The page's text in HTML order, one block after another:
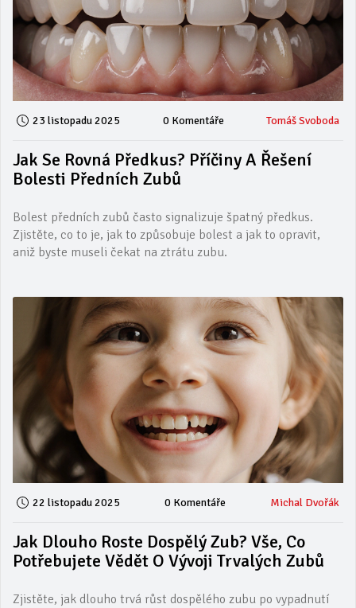
23 listopadu 2025 0 Komentáře Tomáš Svoboda
Jak Se Rovná Předkus? Příčiny A Řešení
Bolesti Předních Zubů
Bolest předních zubů často signalizuje špatný předkus.
Zjistěte, co to je, jak to způsobuje bolest a jak to opravit,
aniž byste museli čekat na ztrátu zubu.
22 listopadu 2025 0 Komentáře Michal Dvořák
Jak Dlouho Roste Dospělý Zub? Vše, Co
Potřebujete Vědět O Vývoji Trvalých Zubů
Zjistěte, jak dlouho trvá růst dospělého zubu po vypadnutí